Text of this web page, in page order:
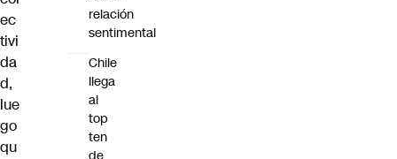
ec
tivi
da
d,
lue
go
qu
relación
sentimental
Chile
llega
al
top
ten
de